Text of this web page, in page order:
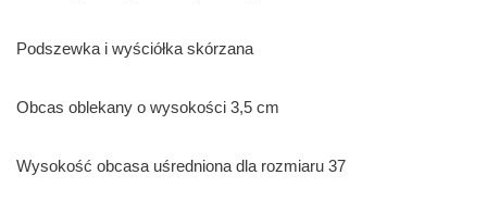
Podszewka i wyściółka skórzana
Obcas oblekany o wysokości 3,5 cm
Wysokość obcasa uśredniona dla rozmiaru 37